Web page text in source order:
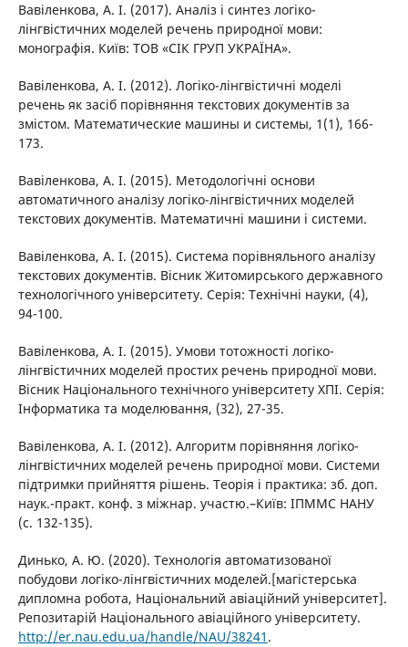
Вавіленкова, А. І. (2017). Аналіз і синтез логіко-
лінгвістичних моделей речень природної мови:
монографія. Київ: ТОВ «СІК ГРУП УКРАЇНА».
Вавіленкова, А. І. (2012). Логіко-лінгвістичні моделі
речень як засіб порівняння текстових документів за
змістом. Математические машины и системы, 1(1), 166-
173.
Вавіленкова, А. І. (2015). Методологічні основи
автоматичного аналізу логіко-лінгвістичних моделей
текстових документів. Математичні машини і системи.
Вавіленкова, А. І. (2015). Система порівняльного аналізу
текстових документів. Вісник Житомирського державного
технологічного університету. Серія: Технічні науки, (4),
94-100.
Вавіленкова, А. І. (2015). Умови тотожності логіко-
лінгвістичних моделей простих речень природної мови.
Вісник Національного технічного університету ХПІ. Серія:
Інформатика та моделювання, (32), 27-35.
Вавіленкова, А. І. (2012). Алгоритм порівняння логіко-
лінгвістичних моделей речень природної мови. Системи
підтримки прийняття рішень. Теорія і практика: зб. доп.
наук.-практ. конф. з міжнар. участю.–Київ: ІПММС НАНУ
(с. 132-135).
Динько, А. Ю. (2020). Технологія автоматизованої
побудови логіко-лінгвістичних моделей.[магістерська
дипломна робота, Національний авіаційний університет].
Репозитарій Національного авіаційного університету.
http://er.nau.edu.ua/handle/NAU/38241 .